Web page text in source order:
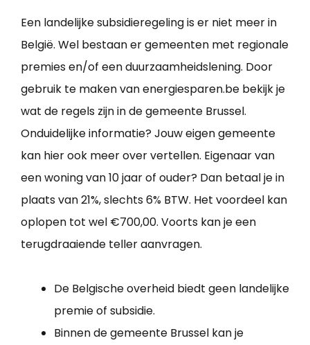
Een landelijke subsidieregeling is er niet meer in
België. Wel bestaan er gemeenten met regionale
premies en/of een duurzaamheidslening. Door
gebruik te maken van energiesparen.be bekijk je
wat de regels zijn in de gemeente Brussel.
Onduidelijke informatie? Jouw eigen gemeente
kan hier ook meer over vertellen. Eigenaar van
een woning van 10 jaar of ouder? Dan betaal je in
plaats van 21%, slechts 6% BTW. Het voordeel kan
oplopen tot wel €700,00. Voorts kan je een
terugdraaiende teller aanvragen.
De Belgische overheid biedt geen landelijke
premie of subsidie.
Binnen de gemeente Brussel kan je